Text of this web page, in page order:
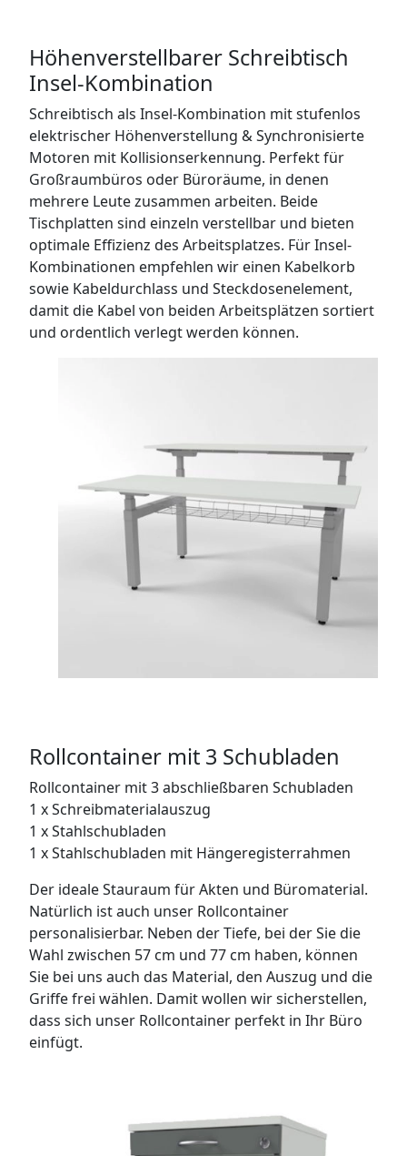
Höhenverstellbarer Schreibtisch
Insel-Kombination
Schreibtisch als Insel-Kombination mit stufenlos
elektrischer Höhenverstellung & Synchronisierte
Motoren mit Kollisionserkennung. Perfekt für
Großraumbüros oder Büroräume, in denen
mehrere Leute zusammen arbeiten. Beide
Tischplatten sind einzeln verstellbar und bieten
optimale Effizienz des Arbeitsplatzes. Für Insel-
Kombinationen empfehlen wir einen Kabelkorb
sowie Kabeldurchlass und Steckdosenelement,
damit die Kabel von beiden Arbeitsplätzen sortiert
und ordentlich verlegt werden können.
Rollcontainer mit 3 Schubladen
Rollcontainer mit 3 abschließbaren Schubladen
1 x Schreibmaterialauszug
1 x Stahlschubladen
1 x Stahlschubladen mit Hängeregisterrahmen
Der ideale Stauraum für Akten und Büromaterial.
Natürlich ist auch unser Rollcontainer
personalisierbar. Neben der Tiefe, bei der Sie die
Wahl zwischen 57 cm und 77 cm haben, können
Sie bei uns auch das Material, den Auszug und die
Griffe frei wählen. Damit wollen wir sicherstellen,
dass sich unser Rollcontainer perfekt in Ihr Büro
einfügt.